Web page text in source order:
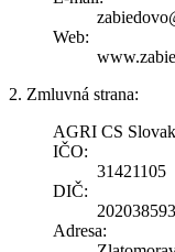
Web:
2. Zmluvná strana:
AGRI CS
IČO:
31421105
DIČ:
Adresa: